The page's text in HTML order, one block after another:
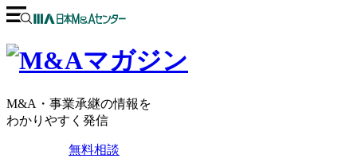
M&A・事業承継の情報を
わかりやすく発信
無料相談